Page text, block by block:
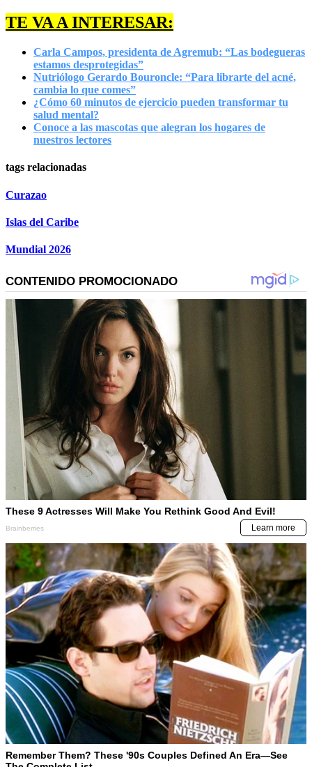
TE VA A INTERESAR:
Carla Campos, presidenta de Agremub: “Las bodegueras
estamos desprotegidas”
Nutriólogo Gerardo Bouroncle: “Para librarte del acné,
cambia lo que comes”
¿Cómo 60 minutos de ejercicio pueden transformar tu
salud mental?
Conoce a las mascotas que alegran los hogares de
nuestros lectores
tags relacionadas
Curazao
Islas del Caribe
Mundial 2026